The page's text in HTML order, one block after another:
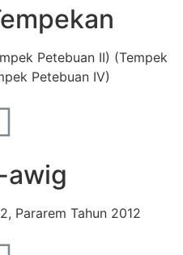
Petebuan II) (Tempek
Petebuan IV)
awig
Pararem Tahun 2012